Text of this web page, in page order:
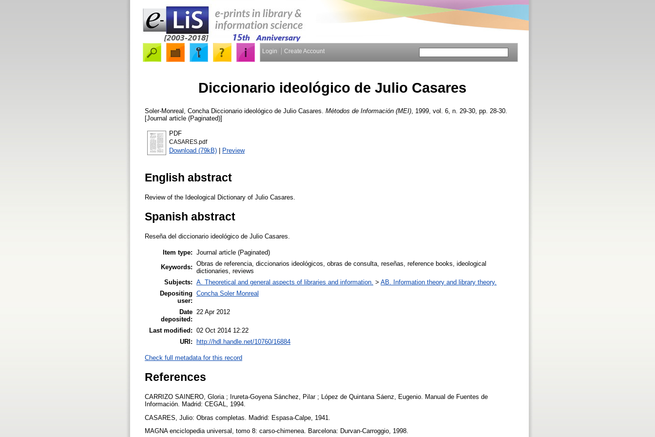
Login Create Account
Diccionario ideológico de Julio Casares
Soler-Monreal, Concha Diccionario ideológico de Julio Casares. Métodos de Información (MEI) , 1999, vol. 6, n. 29-30, pp. 28-30.
[Journal article (Paginated)]
PDF
CASARES.pdf
Download (79kB) | Preview
English abstract
Review of the Ideological Dictionary of Julio Casares.
Spanish abstract
Reseña del diccionario ideológico de Julio Casares.
Item type: Journal article (Paginated)
Keywords: Obras de referencia, diccionarios ideológicos, obras de consulta, reseñas, reference books, ideological
dictionaries, reviews
Subjects: A. Theoretical and general aspects of libraries and information. > AB. Information theory and library theory.
Depositing
user:
Concha Soler Monreal
Date
deposited:
22 Apr 2012
Last modified: 02 Oct 2014 12:22
URI:
http://hdl.handle.net/10760/16884
Check full metadata for this record
References
CARRIZO SAINERO, Gloria ; Irureta-Goyena Sánchez, Pilar ; López de Quintana Sáenz, Eugenio. Manual de Fuentes de
Información. Madrid: CEGAL, 1994.
CASARES, Julio: Obras completas. Madrid: Espasa-Calpe, 1941.
MAGNA enciclopedia universal, tomo 8: carso-chimenea. Barcelona: Durvan-Carroggio, 1998.